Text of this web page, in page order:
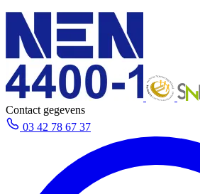
Contact gegevens
03 42 78 67 37